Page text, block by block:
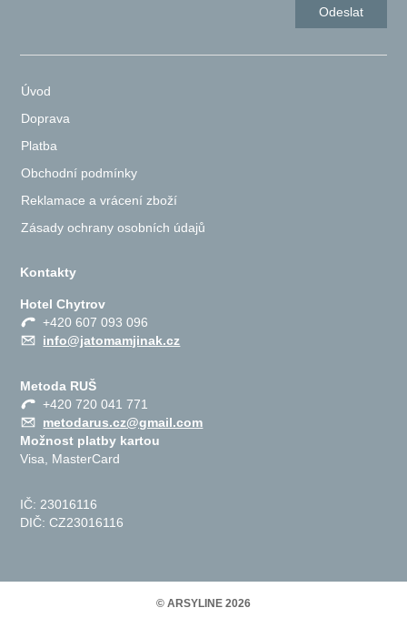
Úvod
Doprava
Platba
Obchodní podmínky
Reklamace a vrácení zboží
Zásady ochrany osobních údajů
Kontakty
Hotel Chytrov
+420 607 093 096
info@jatomamjinak.cz
Metoda RUŠ
+420 720 041 771
metodarus.cz@gmail.com
Možnost platby kartou
Visa, MasterCard
IČ: 23016116
DIČ: CZ23016116
© ARSYLINE 2026